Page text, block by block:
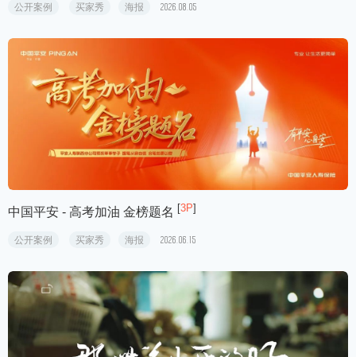
公开案例 买家秀 海报 2026.08.05
中国平安 - 高考加油 金榜题名 [3P]
公开案例 买家秀 海报 2026.06.15